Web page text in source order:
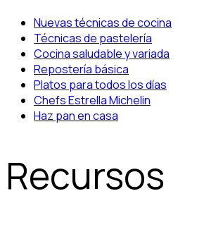
Nuevas técnicas de cocina
Técnicas de pastelería
Cocina saludable y variada
Repostería básica
Platos para todos los días
Chefs Estrella Michelin
Haz pan en casa
Recursos